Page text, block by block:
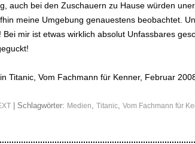
auch bei den Zuschauern zu Hause würden
meine Umgebung genauestens beobachtet.
Bei mir ist etwas wirklich absolut Unfassbares
Titanic, Vom Fachmann für Kenner, Februar
| Schlagwörter: Medien, Titanic, Vom Fachmann für